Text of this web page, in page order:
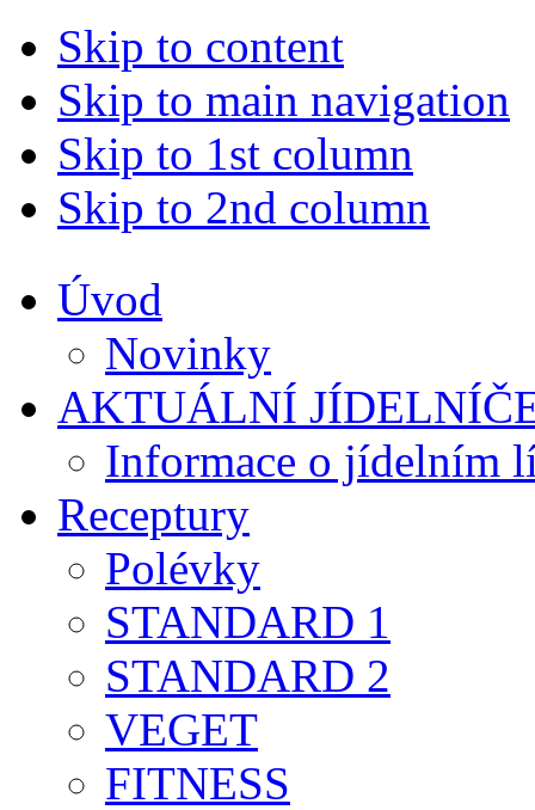
Skip to content
Skip to main navigation
Skip to 1st column
Skip to 2nd column
Úvod
Novinky
AKTUÁLNÍ
Informace o jídelním
Receptury
Polévky
STANDARD 1
STANDARD 2
VEGET
FITNESS